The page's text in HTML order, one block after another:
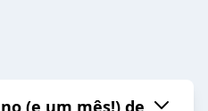
(e um mês!) de